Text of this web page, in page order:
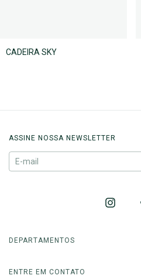
CADEIRA SKY
ASSINE NOSSA NEWSLETTER
DEPARTAMENTOS
ENTRE EM CONTATO